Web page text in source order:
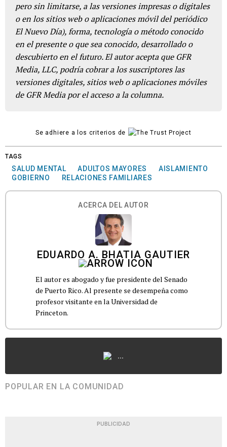
pero sin limitarse, a las versiones impresas o digitales
o en los sitios web o aplicaciones móvil del periódico
El Nuevo Día), forma, tecnología o método conocido
en el presente o que sea conocido, desarrollado o
descubierto en el futuro. El autor acepta que GFR
Media, LLC, podría cobrar a los suscriptores las
versiones digitales, sitios web o aplicaciones móviles
de GFR Media por el acceso a la columna.
Se adhiere a los criterios de
TAGS
SALUD MENTAL ADULTOS MAYORES
AISLAMIENTO
GOBIERNO
RELACIONES FAMILIARES
ACERCA DEL AUTOR
EDUARDO A. BHATIA GAUTIER
El autor es abogado y fue presidente del Senado
de Puerto Rico. Al presente se desempeña como
profesor visitante en la Universidad de
Princeton.
...
POPULAR EN LA COMUNIDAD
PUBLICIDAD